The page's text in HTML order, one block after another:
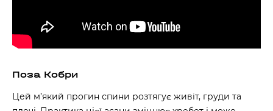
Поза Кобри
Цей м’який прогин спини розтягує живіт, груди та